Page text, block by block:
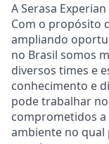
A Serasa
Com o propósito
ampliando
no Brasil somos
diversos times e
conhecimento e
pode trabalhar
comprometidos
ambiente no qual